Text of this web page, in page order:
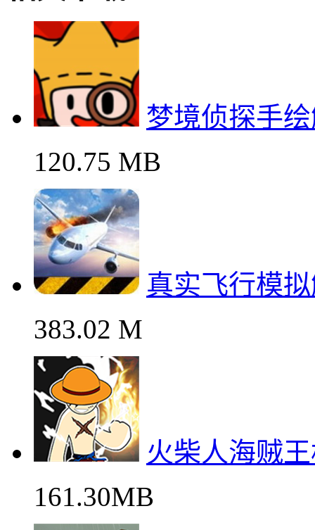
梦境侦探手
120.75 MB
真实飞行模
383.02 M
火柴人海贼
161.30MB